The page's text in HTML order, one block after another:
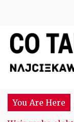
content
CTM
You Are Here